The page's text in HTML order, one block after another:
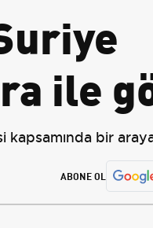
ile
kapsamında bir
ABONE OL